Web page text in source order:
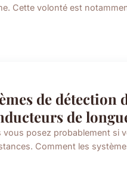
Cette volonté est
de
de
posez probablement si
Comment les